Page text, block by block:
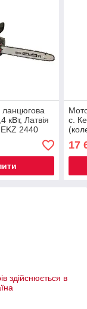
ланцюгова
кВт, Латвія
2440
с.
та
17
здійснюється в